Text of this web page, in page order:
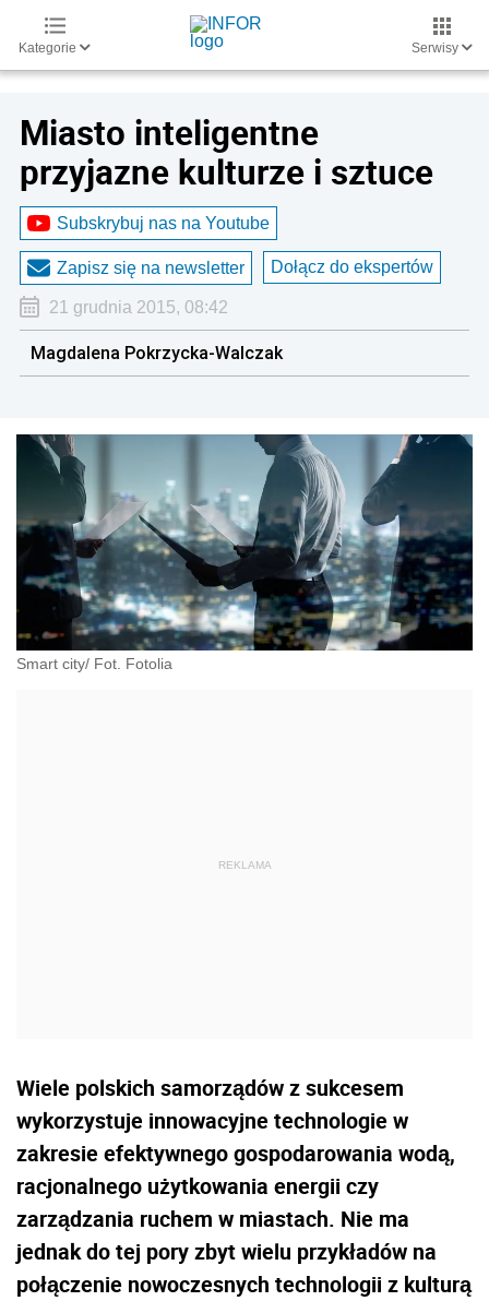
Kategorie Serwisy
Miasto inteligentne
przyjazne kulturze i sztuce
Subskrybuj nas na Youtube
Zapisz się na newsletter Dołącz do ekspertów
21 grudnia 2015, 08:42
Magdalena Pokrzycka-Walczak
Smart city/ Fot. Fotolia
Wiele polskich samorządów z sukcesem
wykorzystuje innowacyjne technologie w
zakresie efektywnego gospodarowania wodą,
racjonalnego użytkowania energii czy
zarządzania ruchem w miastach. Nie ma
jednak do tej pory zbyt wielu przykładów na
połączenie nowoczesnych technologii z kulturą